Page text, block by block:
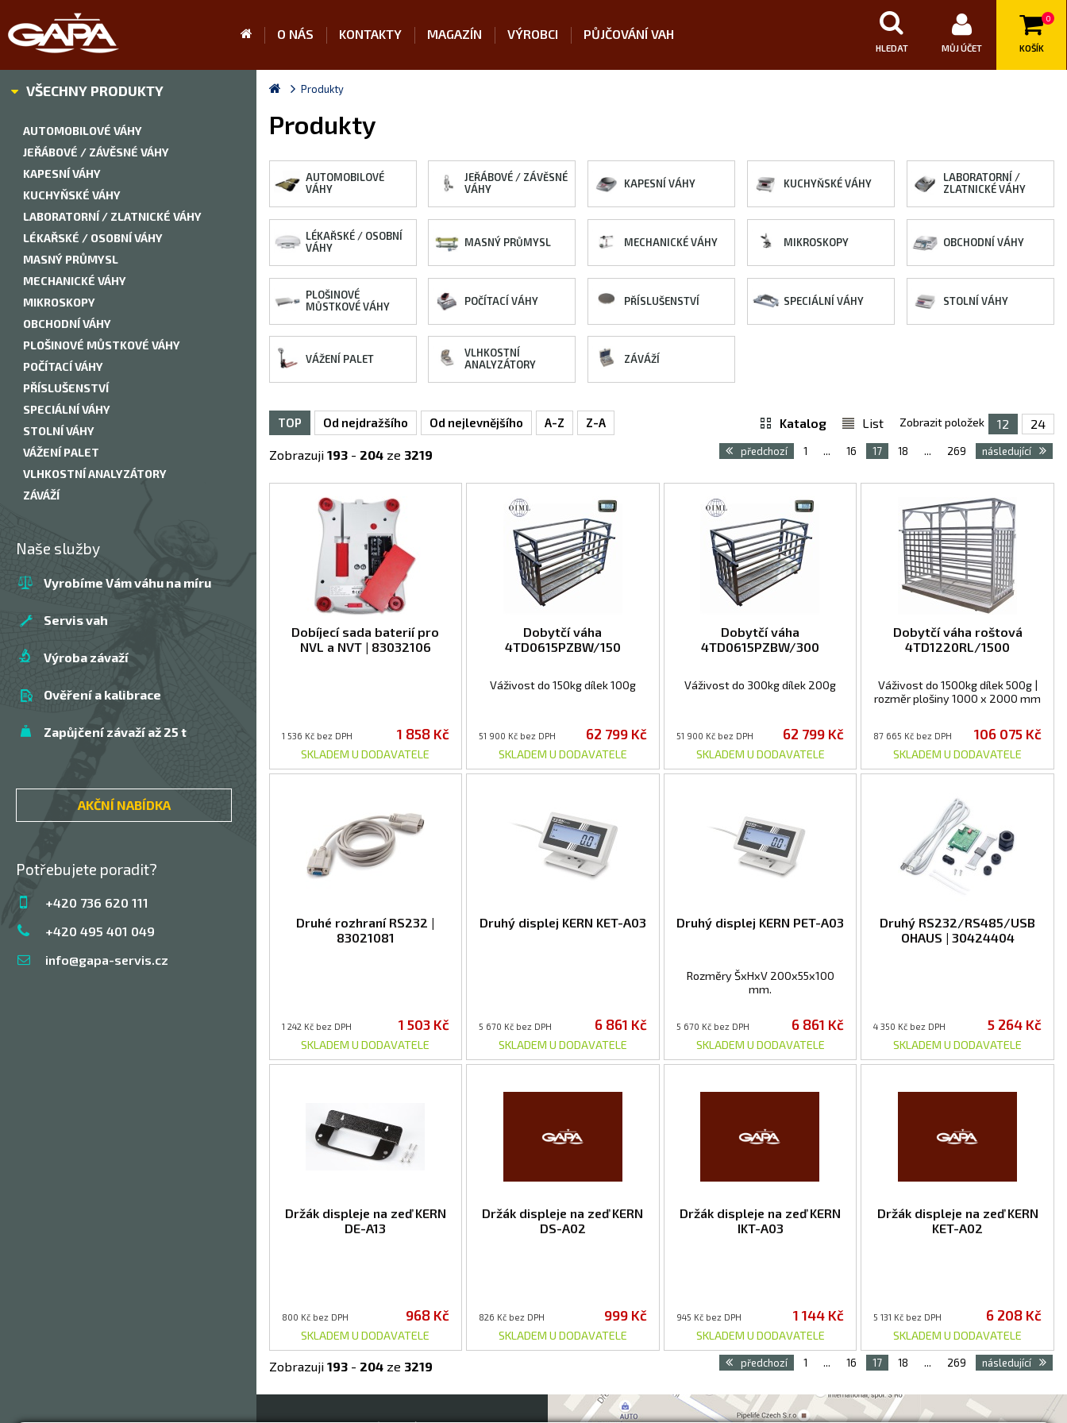
O NÁS KONTAKTY MAGAZÍN VÝROBCI PŮJČOVÁNÍ VAH
HLEDAT MŮJ ÚČET
0
KOŠÍK
VŠECHNY PRODUKTY
AUTOMOBILOVÉ VÁHY
JEŘÁBOVÉ / ZÁVĚSNÉ VÁHY
KAPESNÍ VÁHY
KUCHYŇSKÉ VÁHY
LABORATORNÍ / ZLATNICKÉ VÁHY
LÉKAŘSKÉ / OSOBNÍ VÁHY
MASNÝ PRŮMYSL
MECHANICKÉ VÁHY
MIKROSKOPY
OBCHODNÍ VÁHY
PLOŠINOVÉ MŮSTKOVÉ VÁHY
POČÍTACÍ VÁHY
PŘÍSLUŠENSTVÍ
SPECIÁLNÍ VÁHY
STOLNÍ VÁHY
VÁŽENÍ PALET
VLHKOSTNÍ ANALYZÁTORY
ZÁVÁŽÍ
Naše služby
Vyrobíme Vám váhu na míru
Servis vah
Výroba závaží
Ověření a kalibrace
Zapůjčení závaží až 25 t
AKČNÍ NABÍDKA
Potřebujete poradit?
+420 736 620 111
+420 495 401 049
info@gapa-servis.cz
Produkty
Produkty
AUTOMOBILOVÉ
VÁHY
JEŘÁBOVÉ / ZÁVĚSNÉ
VÁHY
KAPESNÍ VÁHY KUCHYŇSKÉ VÁHY
LABORATORNÍ /
ZLATNICKÉ VÁHY
LÉKAŘSKÉ / OSOBNÍ
VÁHY
MASNÝ PRŮMYSL MECHANICKÉ VÁHY MIKROSKOPY OBCHODNÍ VÁHY
PLOŠINOVÉ
MŮSTKOVÉ VÁHY
POČÍTACÍ VÁHY PŘÍSLUŠENSTVÍ SPECIÁLNÍ VÁHY STOLNÍ VÁHY
VÁŽENÍ PALET
VLHKOSTNÍ
ANALYZÁTORY
ZÁVÁŽÍ
TOP Od nejdražšího Od nejlevnějšího A-Z Z-A Katalog List Zobrazit položek 12 24
Zobrazuji 193- 204ze 3219 předchozí 1 ... 16 17 18 ... 269 následující
Dobíjecí sada baterií pro
NVL a NVT | 83032106
1 536 Kč bez DPH 1 858 Kč
SKLADEM U DODAVATELE
Dobytčí váha
4TD0615PZBW/150
Váživost do 150kg dílek 100g
51 900 Kč bez DPH 62 799 Kč
SKLADEM U DODAVATELE
Dobytčí váha
4TD0615PZBW/300
Váživost do 300kg dílek 200g
51 900 Kč bez DPH 62 799 Kč
SKLADEM U DODAVATELE
Dobytčí váha roštová
4TD1220RL/1500
Váživost do 1500kg dílek 500g |
rozměr plošiny 1000 x 2000 mm
87 665 Kč bez DPH 106 075 Kč
SKLADEM U DODAVATELE
Druhé rozhraní RS232 |
83021081
1 242 Kč bez DPH 1 503 Kč
SKLADEM U DODAVATELE
Druhý displej KERN KET-A03
5 670 Kč bez DPH 6 861 Kč
SKLADEM U DODAVATELE
Druhý displej KERN PET-A03
Rozměry ŠxHxV 200x55x100
mm.
5 670 Kč bez DPH 6 861 Kč
SKLADEM U DODAVATELE
Druhý RS232/RS485/USB
OHAUS | 30424404
4 350 Kč bez DPH 5 264 Kč
SKLADEM U DODAVATELE
Držák displeje na zeď KERN
DE-A13
800 Kč bez DPH 968 Kč
SKLADEM U DODAVATELE
Držák displeje na zeď KERN
DS-A02
826 Kč bez DPH 999 Kč
SKLADEM U DODAVATELE
Držák displeje na zeď KERN
IKT-A03
945 Kč bez DPH 1 144 Kč
SKLADEM U DODAVATELE
Držák displeje na zeď KERN
KET-A02
5 131 Kč bez DPH 6 208 Kč
SKLADEM U DODAVATELE
Zobrazuji 193- 204ze 3219 předchozí 1 ... 16 17 18 ... 269 následující